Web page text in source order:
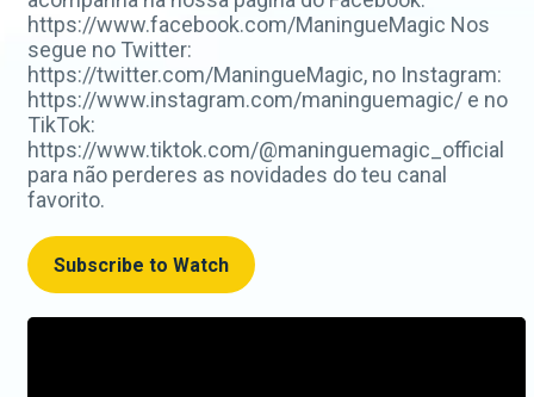
https://www.facebook.com/ManingueMagic Nos
segue no Twitter:
https://twitter.com/ManingueMagic, no Instagram:
https://www.instagram.com/maninguemagic/ e no
TikTok:
https://www.tiktok.com/@maninguemagic_official
para não perderes as novidades do teu canal
favorito.
Subscribe to Watch